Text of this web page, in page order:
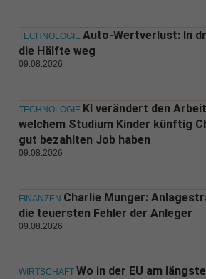
TECHNOLOGIE Auto-Wertverlust: In
die Hälfte weg
09.08.2026
TECHNOLOGIE KI verändert den
welchem Studium Kinder künftig
gut bezahlten Job haben
09.08.2026
FINANZEN Charlie Munger:
die teuersten Fehler der Anleger
09.08.2026
WIRTSCHAFT Wo in der EU am